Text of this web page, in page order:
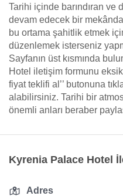
Tarihi içinde barındıran ve
devam edecek bir
bu ortama şahitlik etmek
düzenlemek isterseniz
Sayfanın üst kısmında
Hotel iletişim formunu
fiyat teklifi al’’ butonuna
alabilirsiniz. Tarihi bir
önemli anları beraber
Kyrenia Palace Hotel
Adres